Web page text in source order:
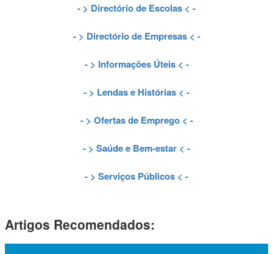
- > Directório de Escolas < -
- > Directório de Empresas< -
- > Informações Úteis< -
- > Lendas e Histórias < -
- > Ofertas de Emprego< -
- > Saúde e Bem-estar < -
- > Serviços Públicos < -
Artigos Recomendados: